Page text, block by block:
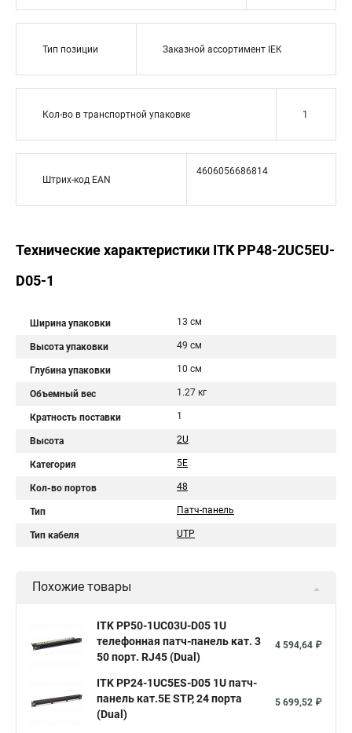
Тип позиции Заказной ассортимент IEK
Кол-во в транспортной упаковке 1
Штрих-код EAN
4606056686814
Технические характеристики ITK PP48-2UC5EU-
D05-1
Ширина упаковки 13 см
Высота упаковки 49 см
Глубина упаковки 10 см
Объемный вес 1.27 кг
Кратность поставки 1
Высота 2U
Категория 5E
Кол-во портов 48
Тип Патч-панель
Тип кабеля UTP
Похожие товары
ITK PP50-1UC03U-D05 1U
телефонная патч-панель кат. 3
50 порт. RJ45 (Dual)
4 594,64 ₽
ITK PP24-1UC5ES-D05 1U патч-
панель кат.5Е STP, 24 порта
(Dual)
5 699,52 ₽